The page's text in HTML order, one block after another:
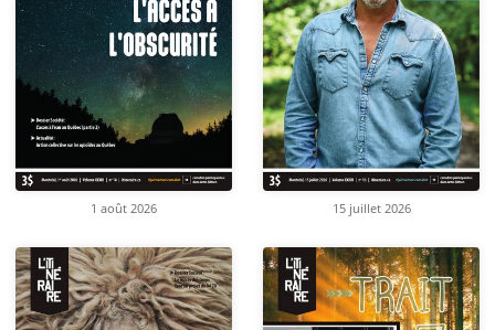
1 août 2026 15 juillet 2026